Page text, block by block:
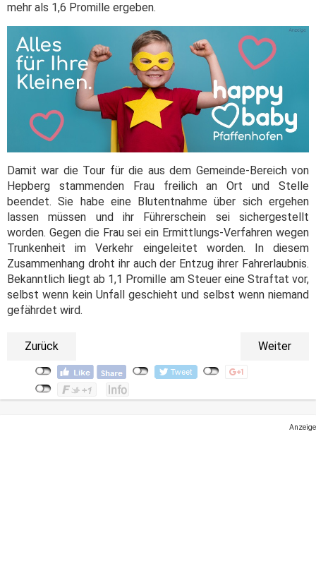
mehr als 1,6 Promille ergeben.
Damit war die Tour für die aus dem Gemeinde-Bereich von
Hepberg stammenden Frau freilich an Ort und Stelle
beendet. Sie habe eine Blutentnahme über sich ergehen
lassen müssen und ihr Führerschein sei sichergestellt
worden. Gegen die Frau sei ein Ermittlungs-Verfahren wegen
Trunkenheit im Verkehr eingeleitet worden. In diesem
Zusammenhang droht ihr auch der Entzug ihrer Fahrerlaubnis.
Bekanntlich liegt ab 1,1 Promille am Steuer eine Straftat vor,
selbst wenn kein Unfall geschieht und selbst wenn niemand
gefährdet wird.
Zurück Weiter
Anzeige